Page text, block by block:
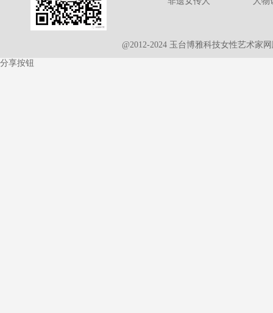
@2012-2024 玉台博雅科技女性艺术家
分享按钮